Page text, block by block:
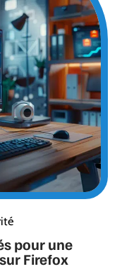
pour une
Firefox